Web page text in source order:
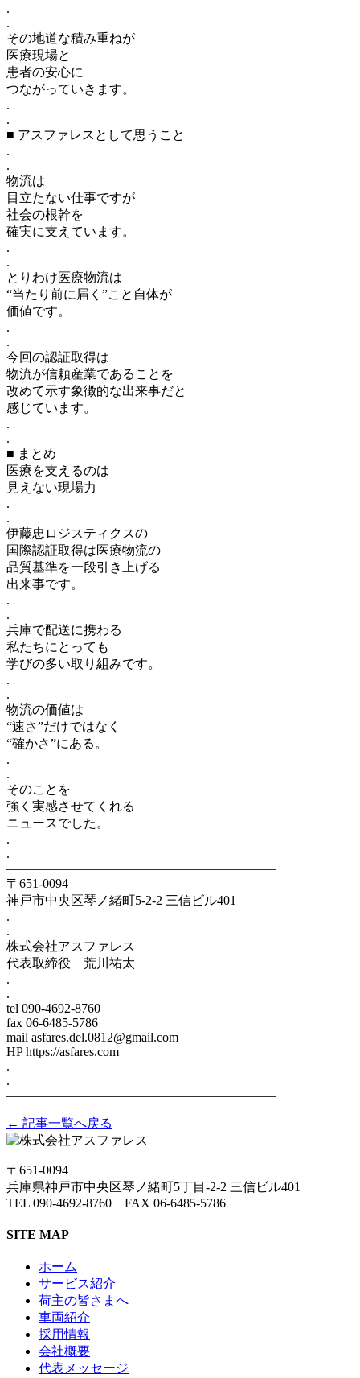
.
.
その地道な積み重ねが
医療現場と
患者の安心に
つながっていきます。
.
.
■ アスファレスとして思うこと
.
.
物流は
目立たない仕事ですが
社会の根幹を
確実に支えています。
.
.
とりわけ医療物流は
“当たり前に届く”こと自体が
価値です。
.
.
今回の認証取得は
物流が信頼産業であることを
改めて示す象徴的な出来事だと
感じています。
.
.
■ まとめ
医療を支えるのは
見えない現場力
.
.
伊藤忠ロジスティクスの
国際認証取得は医療物流の
品質基準を一段引き上げる
出来事です。
.
.
兵庫で配送に携わる
私たちにとっても
学びの多い取り組みです。
.
.
物流の価値は
“速さ”だけではなく
“確かさ”にある。
.
.
そのことを
強く実感させてくれる
ニュースでした。
.
.
——————————–——————————–
〒651-0094
神戸市中央区琴ノ緒町5-2-2 三信ビル401
.
.
株式会社アスファレス
代表取締役 荒川祐太
.
.
tel 090-4692-8760
fax 06-6485-5786
mail asfares.del.0812@gmail.com
HP https://asfares.com
.
.
——————————–——————————–
← 記事一覧へ戻る
〒651-0094
兵庫県神戸市中央区琴ノ緒町5丁目-2-2 三信ビル401
TEL 090-4692-8760 FAX 06-6485-5786
SITE MAP
ホーム
サービス紹介
荷主の皆さまへ
車両紹介
採用情報
会社概要
代表メッセージ